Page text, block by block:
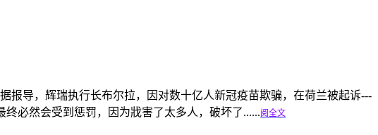
报导，辉瑞执行长布尔拉，因对数十亿人新冠疫苗欺骗，在荷兰被起诉---
必然会受到惩罚，因为戕害了太多人，破坏了......阅全文